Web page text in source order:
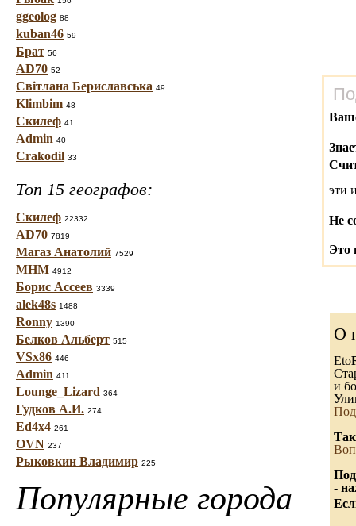
ggeolog 88
kuban46 59
Брат 56
AD70 52
Світлана Бериславська 49
Klimbim 48
Скилеф 41
Admin 40
Crakodil 33
Топ 15 географов:
Скилеф 22332
AD70 7819
Магаз Анатолий 7529
МНМ 4912
Борис Ассеев 3339
alek48s 1488
Ronny 1390
Белков Альберт 515
VSx86 446
Admin 411
Lounge_Lizard 364
Гудков А.И. 274
Ed4x4 261
OVN 237
Рыковкин Владимир 225
Популярные города
эти
Не
Это
О
Eto
и
-